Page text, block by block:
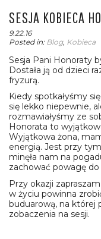
SESJA KOBIECA
9.22.16
Posted in: Blog, Kobieca
Sesja Pani Honoraty
Dostała ją od dzieci
fryzurą.
Kiedy spotkałyśmy
się lekko niepewnie,
rozmawiałyśmy ze
Honorata to
Wyjątkowa żona,
energią. Jest przy
minęła nam na
zachować powagę
Przy okazji
w życiu powinna
buduarową, na której
zobaczenia na sesji.